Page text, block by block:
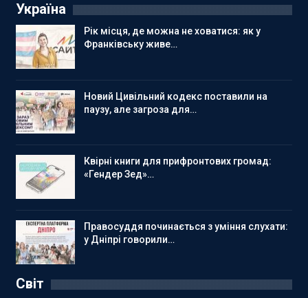
Україна
Рік місця, де можна не ховатися: як у
Франківську живе…
Новий Цивільний кодекс поставили на
паузу, але загроза для…
Квірні книги для прифронтових громад:
«Гендер Зед»…
Правосуддя починається з уміння слухати:
у Дніпрі говорили…
Світ